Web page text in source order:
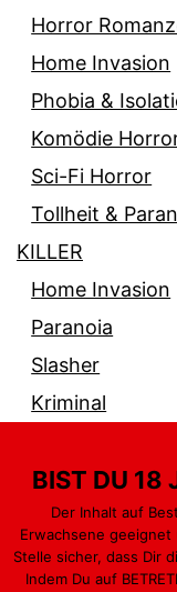
Horror
Home Invasion
Phobia &
Komödie
Sci-Fi Horror
Tollheit &
KILLER
Home Invasion
Paranoia
Slasher
Kriminal
PARANORMAL
BIST DU 18
Der Inhalt auf
Erwachsene
Stelle sicher, dass Dir
Indem Du auf